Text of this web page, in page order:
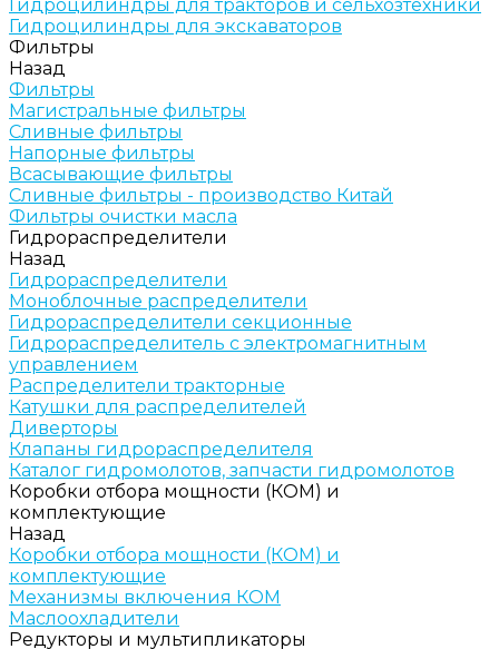
Гидроцилиндры для тракторов и сельхозтехники
Гидроцилиндры для экскаваторов
Фильтры
Назад
Фильтры
Магистральные фильтры
Сливные фильтры
Напорные фильтры
Всасывающие фильтры
Сливные фильтры - производство Китай
Фильтры очистки масла
Гидрораспределители
Назад
Гидрораспределители
Моноблочные распределители
Гидрораспределители секционные
Гидрораспределитель с электромагнитным
управлением
Распределители тракторные
Катушки для распределителей
Диверторы
Клапаны гидрораспределителя
Каталог гидромолотов, запчасти гидромолотов
Коробки отбора мощности (КОМ) и
комплектующие
Назад
Коробки отбора мощности (КОМ) и
комплектующие
Механизмы включения КОМ
Маслоохладители
Редукторы и мультипликаторы